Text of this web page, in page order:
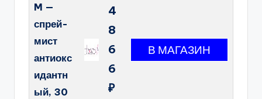
M —
спрей-
мист
антиокс
идантн
ый, 30
4
8
6
6
₽